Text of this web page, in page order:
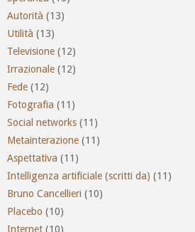
Autorità (13)
Utilità (13)
Televisione (12)
Irrazionale (12)
Fede (12)
Fotografia (11)
Social networks (11)
Metainterazione (11)
Aspettativa (11)
Intelligenza artificiale (scritti da) (11)
Bruno Cancellieri (10)
Placebo (10)
Internet (10)